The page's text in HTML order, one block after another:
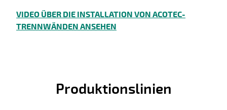
VIDEO ÜBER DIE INSTALLATION VON ACOTEC-
TRENNWÄNDEN ANSEHEN
Produktionslinien